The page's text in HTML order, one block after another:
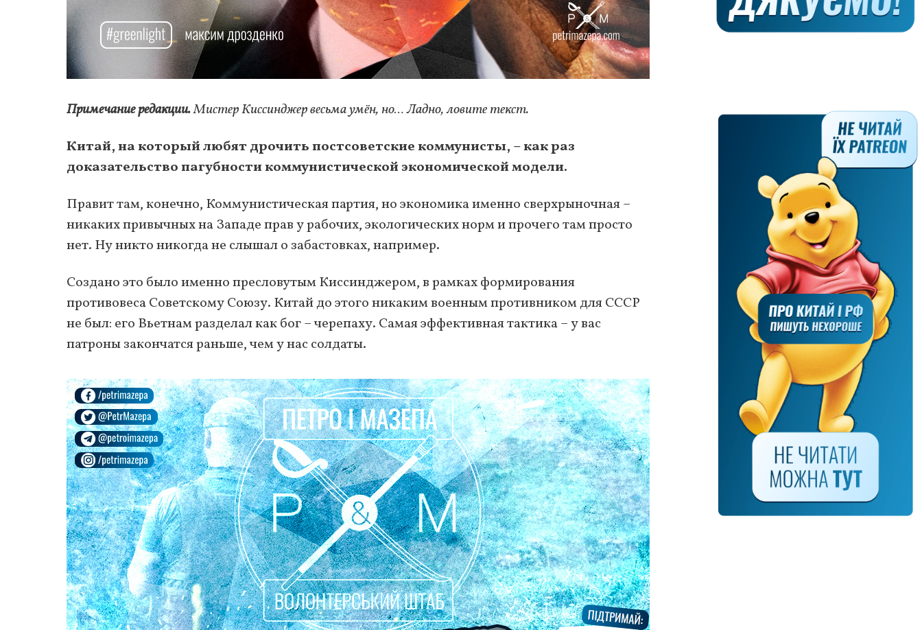
Примечание редакции.Мистер Киссинджер весьма умён, но… Ладно, ловите текст.
Китай, на который любят дрочить постсоветские коммунисты, – как раз
доказательство пагубности коммунистической экономической модели.
Правит там, конечно, Коммунистическая партия, но экономика именно сверхрыночная –
никаких привычных на Западе прав у рабочих, экологических норм и прочего там просто
нет. Ну никто никогда не слышал о забастовках, например.
Создано это было именно пресловутым Киссинджером, в рамках формирования
противовеса Советскому Союзу. Китай до этого никаким военным противником для СССР
не был: его Вьетнам разделал как бог – черепаху. Самая эффективная тактика – у вас
патроны закончатся раньше, чем у нас солдаты.